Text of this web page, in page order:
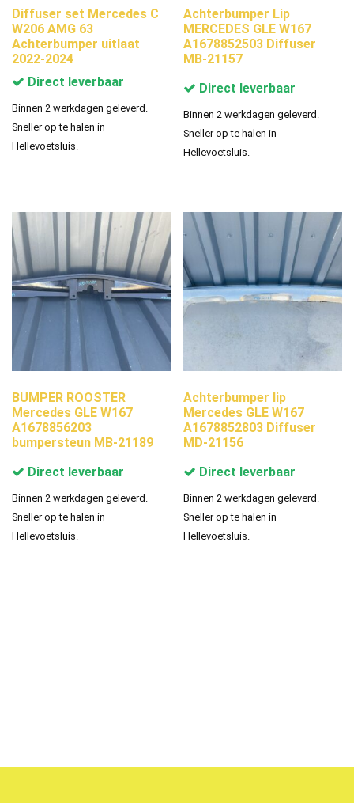
Diffuser set Mercedes C
W206 AMG 63
Achterbumper uitlaat
2022-2024
Direct leverbaar
Binnen 2 werkdagen geleverd.
Sneller op te halen in
Hellevoetsluis.
Achterbumper Lip
MERCEDES GLE W167
A1678852503 Diffuser
MB-21157
Direct leverbaar
Binnen 2 werkdagen geleverd.
Sneller op te halen in
Hellevoetsluis.
BUMPER ROOSTER
Mercedes GLE W167
A1678856203
bumpersteun MB-21189
Direct leverbaar
Binnen 2 werkdagen geleverd.
Sneller op te halen in
Hellevoetsluis.
Achterbumper lip
Mercedes GLE W167
A1678852803 Diffuser
MD-21156
Direct leverbaar
Binnen 2 werkdagen geleverd.
Sneller op te halen in
Hellevoetsluis.